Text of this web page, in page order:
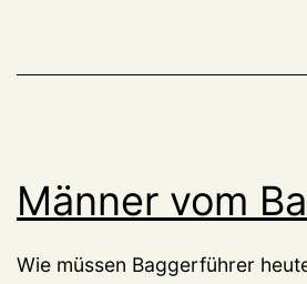
Männer vom
Wie müssen Baggerführer